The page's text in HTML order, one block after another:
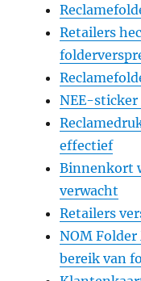
Retailers
NEE-sticker
effectief
Binnenkort
verwacht
Retailers
NOM
bereik van